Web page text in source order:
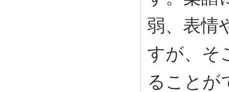
弱、表情
すが、そ
ることが